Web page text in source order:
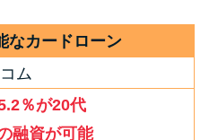
なカードローン
ム
％が20代
融資が可能